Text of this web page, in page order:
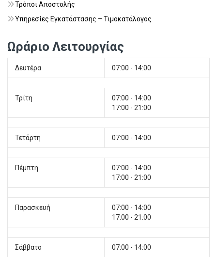
Τρόποι Αποστολής
Υπηρεσίες Εγκατάστασης – Τιμοκατάλογος
Ωράριο Λειτουργίας
Δευτέρα 07:00 - 14:00
Τρίτη
07:00 - 14:00
17:00 - 21:00
Τετάρτη 07:00 - 14:00
Πέμπτη
07:00 - 14:00
17:00 - 21:00
Παρασκευή
07:00 - 14:00
17:00 - 21:00
Σάββατο 07:00 - 14:00